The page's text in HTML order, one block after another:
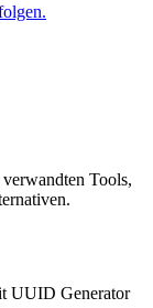
Tools,
UUID Generator